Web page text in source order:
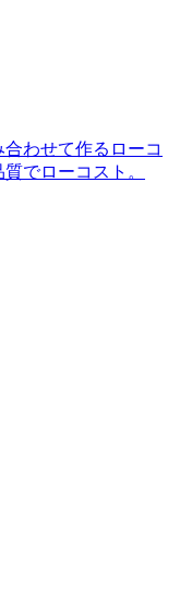
わせて作るローコ
でローコスト。